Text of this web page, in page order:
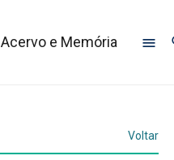
Acervo e Memória
Voltar